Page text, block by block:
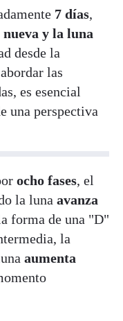
7 días,
y la luna
desde la
las
es esencial
una perspectiva
ocho fases, el
la luna avanza
forma de una "D"
la
aumenta